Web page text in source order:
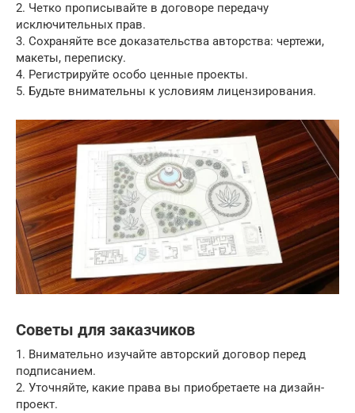
2. Четко прописывайте в договоре передачу
исключительных прав.
3. Сохраняйте все доказательства авторства: чертежи,
макеты, переписку.
4. Регистрируйте особо ценные проекты.
5. Будьте внимательны к условиям лицензирования.
Советы для заказчиков
1. Внимательно изучайте авторский договор перед
подписанием.
2. Уточняйте, какие права вы приобретаете на дизайн-
проект.